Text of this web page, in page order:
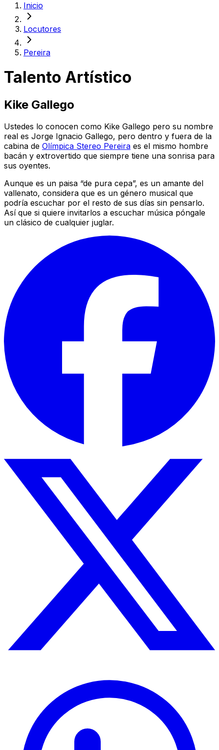
Inicio
Locutores
Pereira
Talento Artístico
Kike Gallego
Ustedes lo conocen como Kike Gallego pero su nombre
real es Jorge Ignacio Gallego, pero dentro y fuera de la
cabina de Olímpica Stereo Pereira es el mismo hombre
bacán y extrovertido que siempre tiene una sonrisa para
sus oyentes.
Aunque es un paisa “de pura cepa”, es un amante del
vallenato, considera que es un género musical que
podría escuchar por el resto de sus días sin pensarlo.
Así que si quiere invitarlos a escuchar música póngale
un clásico de cualquier juglar.